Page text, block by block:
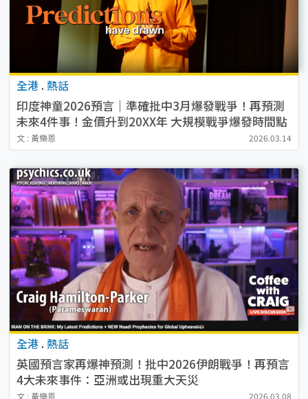
全港 . 熱話
印度神童2026預言｜準確批中3月爆發戰爭！再預測
未來4件事！金價升到20XX年 大規模戰爭爆發時間點
曝光
文 : 黃樂恩 2026.03.14
全港 . 熱話
英國預言家再爆神預測！批中2026伊朗戰爭！再預言
4大未來事件：亞洲或出現重大天災
文 : 黃樂恩 2026.03.08